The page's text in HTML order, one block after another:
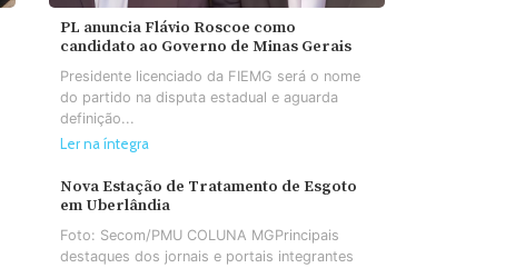
PL anuncia Flávio Roscoe como
candidato ao Governo de Minas Gerais
Presidente licenciado da FIEMG será o nome
do partido na disputa estadual e aguarda
definição...
Ler na íntegra
Nova Estação de Tratamento de Esgoto
em Uberlândia
Foto: Secom/PMU COLUNA MGPrincipais
destaques dos jornais e portais integrantes